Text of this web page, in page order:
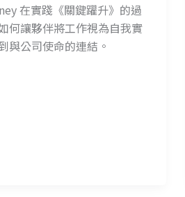
在實踐《關鍵躍升》的過
何讓夥伴將工作視為自我實
與公司使命的連結。